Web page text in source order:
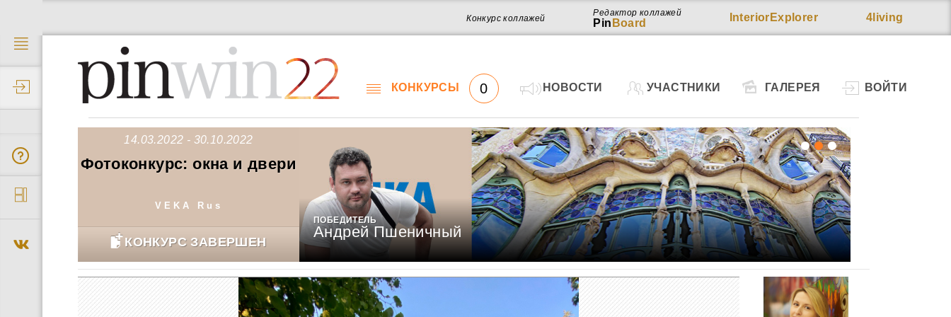
4living
InteriorExplorer
Редактор коллажей
Pin Board
Конкурс коллажей
22 КОНКУРСЫ 0 НОВОСТИ УЧАСТНИКИ ГАЛЕРЕЯ ВОЙТИ
14.03.2022 - 30.10.2022
Фотоконкурс: окна и двери
VEKA Rus
КОНКУРС ЗАВЕРШЕН
ПОБЕДИТЕЛЬ
Андрей Пшеничный
Работ